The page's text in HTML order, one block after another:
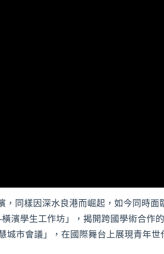
，同樣因深水良港而崛起，如今同時
濱學生工作坊」，揭開跨國學術合作
市會議」，在國際舞台上展現青年世